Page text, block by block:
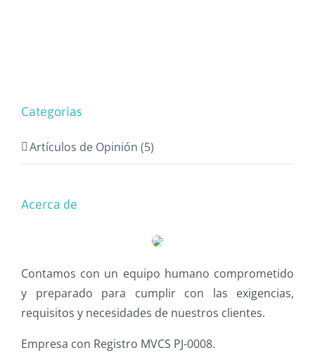
Categorías
Artículos de Opinión (5)
Acerca de
Contamos con un equipo humano comprometido
y preparado para cumplir con las exigencias,
requisitos y necesidades de nuestros clientes.
Empresa con Registro MVCS PJ-0008.